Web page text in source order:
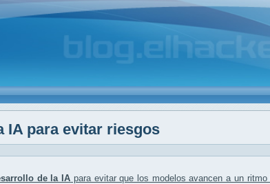
IA para evitar riesgos
de la IA para evitar que los modelos avancen a un ritmo